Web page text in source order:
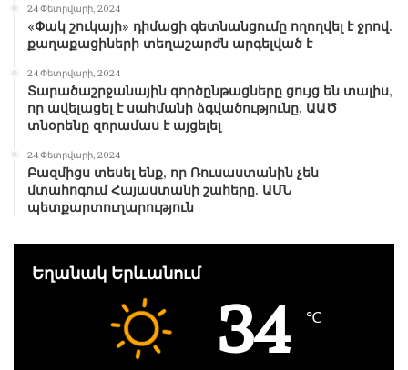
24 Փետրվարի, 2024
«Փակ շուկայի» դիմացի գետնանցումը ողողվել է ջրով.
քաղաքացիների տեղաշարժն արգելված է
24 Փետրվարի, 2024
Տարածաշրջանային գործընթացները ցույց են տալիս,
որ ավելացել է սահմանի ձգվածությունը. ԱԱԾ
տնօրենը զորամաս է այցելել
24 Փետրվարի, 2024
Բազմիցս տեսել ենք, որ Ռուսաստանին չեն
մտահոգում Հայաստանի շահերը. ԱՄՆ
պետքարտուղարություն
Եղանակ Երևանում
34 ℃